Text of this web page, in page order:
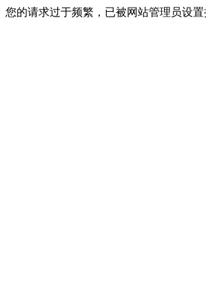
您的请求过于频繁，已被网站管理员设